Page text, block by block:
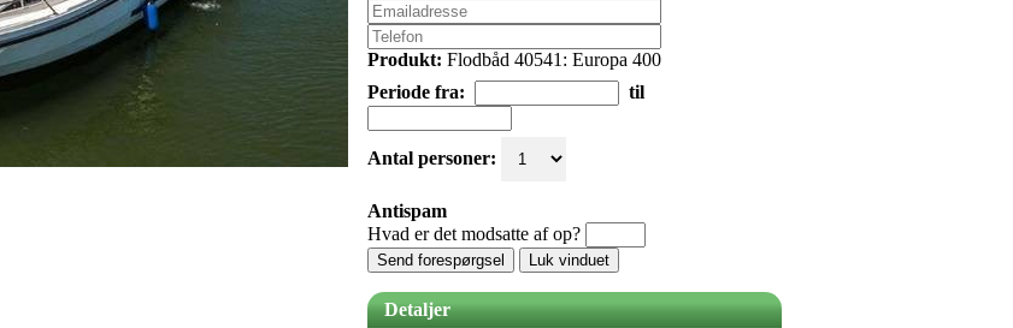
Produkt: Flodbåd 40541: Europa 400
Periode fra:
til
Antal personer:
Antispam
Hvad er det modsatte af op?
Send forespørgsel Luk vinduet
Detaljer